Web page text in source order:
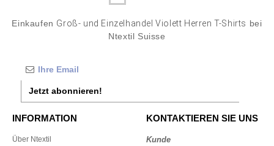
Einkaufen Groß- und Einzelhandel Violett Herren T-Shirts bei
Ntextil Suisse
Jetzt abonnieren!
INFORMATION
Über Ntextil
KONTAKTIEREN SIE UNS
Kunde